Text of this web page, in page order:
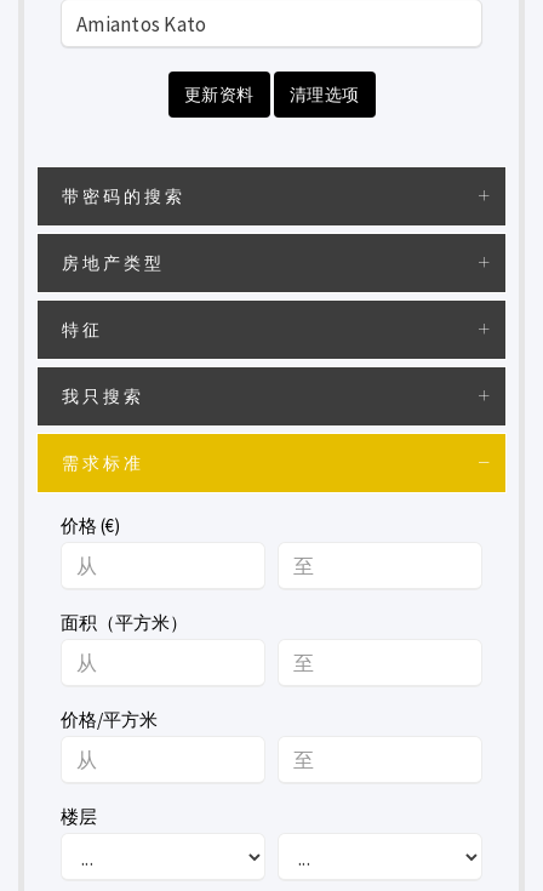
更新资料 清理选项
带密码的搜索
房地产类型
特征
我只搜索
需求标准
价格 (€)
面积（平方米）
价格/平方米
楼层